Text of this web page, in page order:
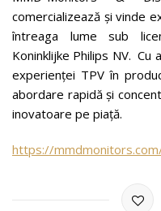
comercializează și vinde
întreaga lume sub
Koninklijke Philips NV. Cu
experienței TPV în
abordare rapidă și
inovatoare pe piață.
https://